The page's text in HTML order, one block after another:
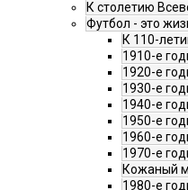
К столетию
Футбол - это
К 110-
1910-е
1920-е
1930-е
1940-е
1950-е
1960-е
1970-е
Кожаный
1980-е